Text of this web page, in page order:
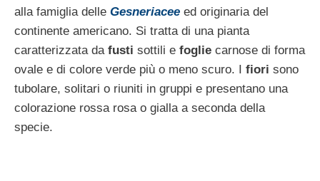
alla famiglia delle Gesneriacee ed originaria del
continente americano. Si tratta di una pianta
caratterizzata da fusti sottili e foglie carnose di forma
ovale e di colore verde più o meno scuro. I fiori sono
tubolare, solitari o riuniti in gruppi e presentano una
colorazione rossa rosa o gialla a seconda della
specie.